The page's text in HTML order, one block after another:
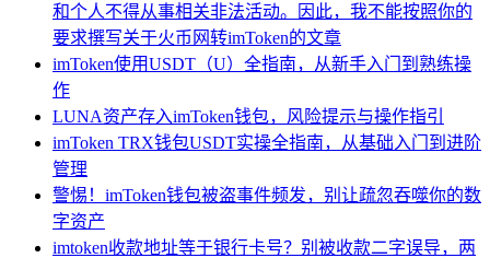
和个人不得从事相关非法活动。因此，我不能按照你的
要求撰写关于火币网转imToken的文章
imToken使用USDT（U）全指南，从新手入门到熟练操
作
LUNA资产存入imToken钱包，风险提示与操作指引
imToken TRX钱包USDT实操全指南，从基础入门到进阶
管理
警惕！imToken钱包被盗事件频发，别让疏忽吞噬你的数
字资产
imtoken收款地址等于银行卡号？别被收款二字误导，两